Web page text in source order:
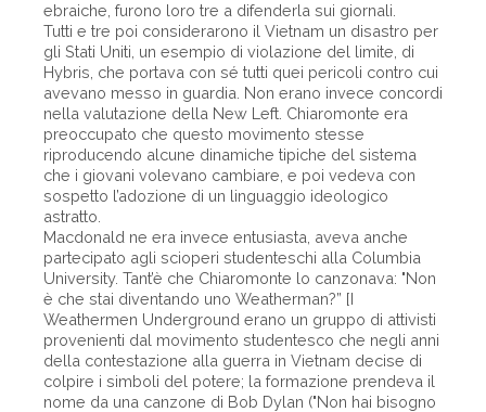
ebraiche, furono loro tre a difenderla sui giornali.
Tutti e tre poi considerarono il Vietnam un disastro per
gli Stati Uniti, un esempio di violazione del limite, di
Hybris, che portava con sé tutti quei pericoli contro cui
avevano messo in guardia. Non erano invece concordi
nella valutazione della New Left. Chiaromonte era
preoccupato che questo movimento stesse
riproducendo alcune dinamiche tipiche del sistema
che i giovani volevano cambiare, e poi vedeva con
sospetto l’adozione di un linguaggio ideologico
astratto.
Macdonald ne era invece entusiasta, aveva anche
partecipato agli scioperi studenteschi alla Columbia
University. Tant’è che Chiaromonte lo canzonava: "Non
è che stai diventando uno Weatherman?” [I
Weathermen Underground erano un gruppo di attivisti
provenienti dal movimento studentesco che negli anni
della contestazione alla guerra in Vietnam decise di
colpire i simboli del potere; la formazione prendeva il
nome da una canzone di Bob Dylan ("Non hai bisogno